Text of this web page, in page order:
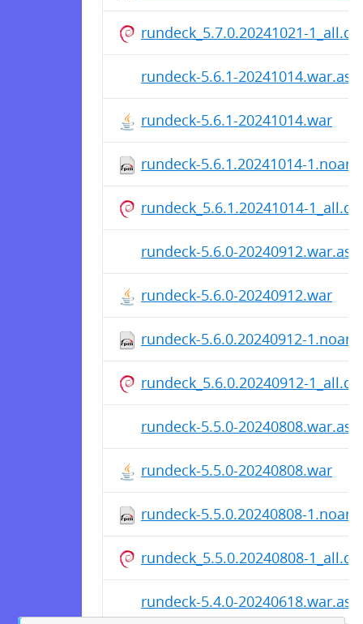
rundeck_5.7.0.20241021-
rundeck-5.6.1-20241014.war.asc
rundeck-5.6.1-20241014.war
rundeck-5.6.1.20241014-
rundeck_5.6.1.20241014-
rundeck-5.6.0-20240912.war.asc
rundeck-5.6.0-20240912.war
rundeck-5.6.0.20240912-
rundeck_5.6.0.20240912-
rundeck-5.5.0-20240808.war.asc
rundeck-5.5.0-20240808.war
rundeck-5.5.0.20240808-
rundeck_5.5.0.20240808-
rundeck-5.4.0-20240618.war.asc